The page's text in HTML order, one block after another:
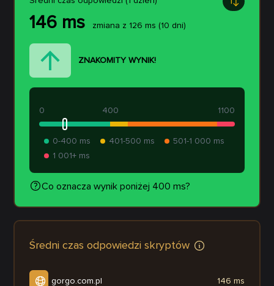
146 ms zmiana z 126 ms (10 dni)
ZNAKOMITY WYNIK!
400
0 1100
0-400 ms 401-500 ms
501-1 000 ms
1 001+ ms
Co oznacza wynik poniżej 400 ms?
Średni czas odpowiedzi skryptów
gorgo.com.pl 146 ms